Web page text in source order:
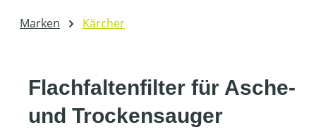
Marken Kärcher
Flachfaltenfilter für Asche-
und Trockensauger